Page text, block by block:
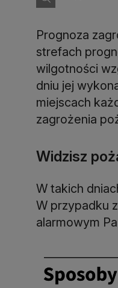
Prognoza
strefach
wilgotności
dniu jej
miejscach
zagrożenia
Widzisz
W takich
W przypadku
alarmowym